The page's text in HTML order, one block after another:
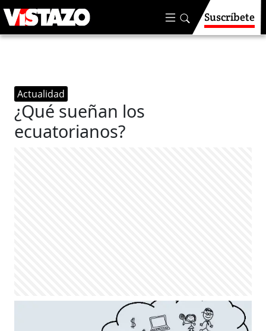
Suscríbete
Actualidad
¿Qué sueñan los
ecuatorianos?